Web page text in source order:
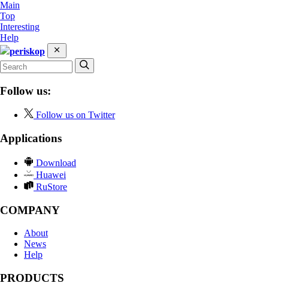
Main
Top
Interesting
Help
periskop
Follow us:
Follow us on Twitter
Applications
Download
Huawei
RuStore
COMPANY
About
News
Help
PRODUCTS